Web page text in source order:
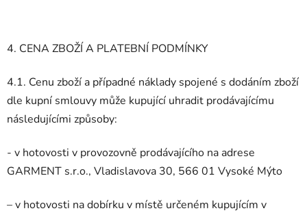
4. CENA ZBOŽÍ A PLATEBNÍ PODMÍNKY
4.1. Cenu zboží a případné náklady spojené s dodáním zboží
dle kupní smlouvy může kupující uhradit prodávajícímu
následujícími způsoby:
- v hotovosti v provozovně prodávajícího na adrese
GARMENT s.r.o., Vladislavova 30, 566 01 Vysoké Mýto
– v hotovosti na dobírku v místě určeném kupujícím v